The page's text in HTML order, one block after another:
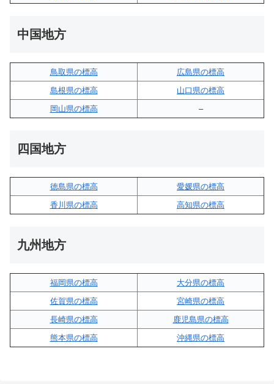
中国地方
鳥取県の標高
広島県の標高
島根県の標高
山口県の標高
岡山県の標高
–
四国地方
徳島県の標高
愛媛県の標高
香川県の標高
高知県の標高
九州地方
福岡県の標高
大分県の標高
佐賀県の標高
宮崎県の標高
長崎県の標高
鹿児島県の標高
熊本県の標高
沖縄県の標高